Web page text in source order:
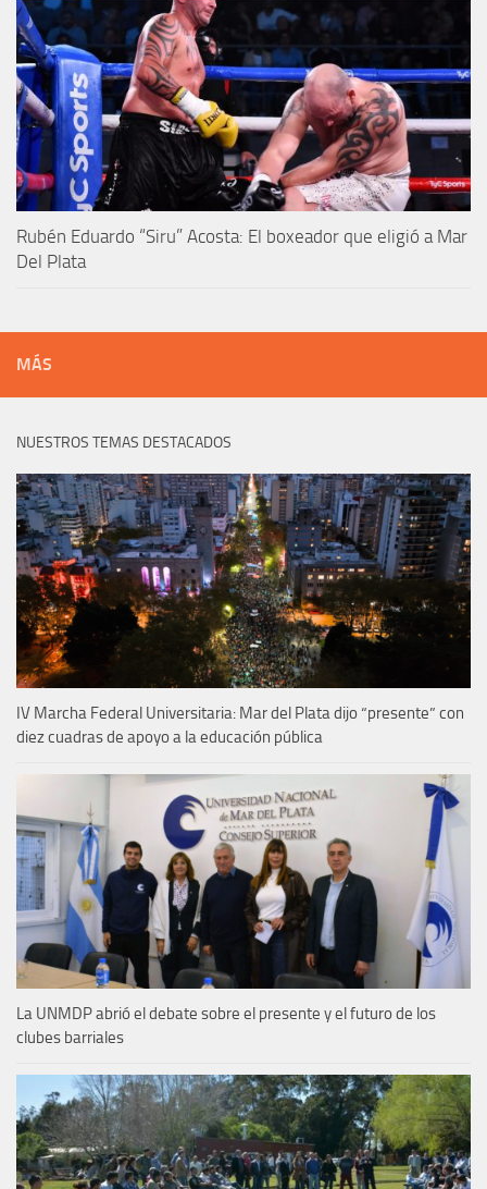
Rubén Eduardo “Siru” Acosta: El boxeador que eligió a Mar
Del Plata
MÁS
NUESTROS TEMAS DESTACADOS
IV Marcha Federal Universitaria: Mar del Plata dijo “presente” con
diez cuadras de apoyo a la educación pública
La UNMDP abrió el debate sobre el presente y el futuro de los
clubes barriales